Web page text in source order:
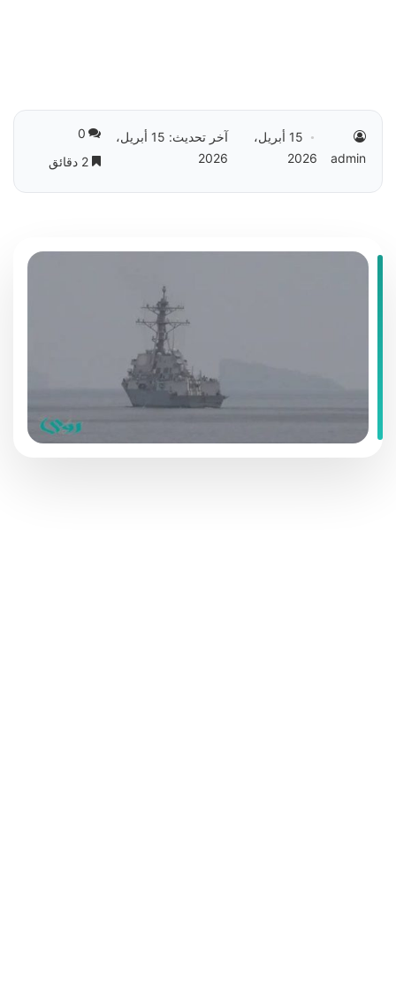
admin
15 أبريل،
2026
آخر تحديث: 15 أبريل،
2026
0
2 دقائق